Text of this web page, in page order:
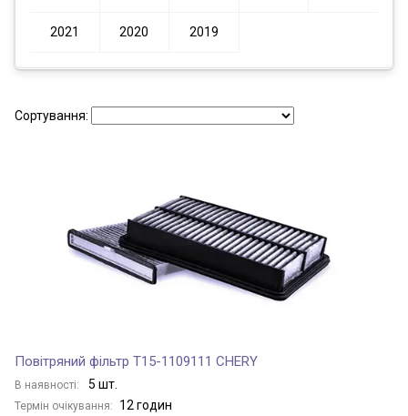
2021 2020 2019
Сортування:
Повітряний фільтр T15-1109111 CHERY
В наявності: 5 шт.
Термін очікування: 12 годин